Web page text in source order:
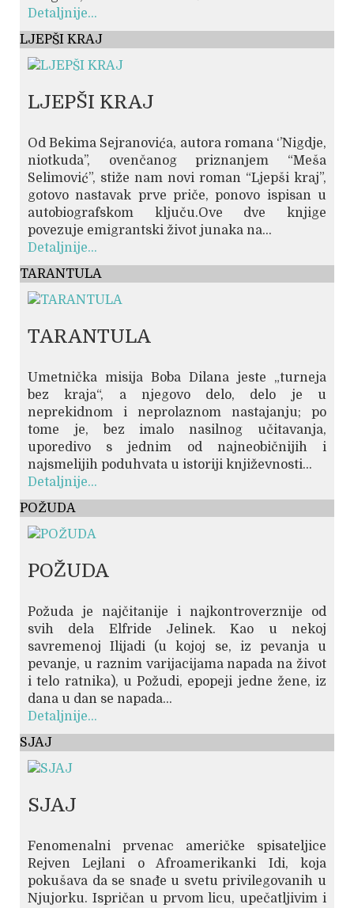
Detaljnije...
LJEPŠI KRAJ
LJEPŠI KRAJ
Od Bekima Sejranovića, autora romana ‘’Nigdje,
niotkuda’’, ovenčanog priznanjem “Meša
Selimović”, stiže nam novi roman “Ljepši kraj”,
gotovo nastavak prve priče, ponovo ispisan u
autobiografskom ključu.Ove dve knjige
povezuje emigrantski život junaka na...
Detaljnije...
TARANTULA
TARANTULA
Umetnička misija Boba Dilana jeste „turneja
bez kraja“, a njegovo delo, delo je u
neprekidnom i neprolaznom nastajanju; po
tome je, bez imalo nasilnog učitavanja,
uporedivo s jednim od najneobičnijih i
najsmelijih poduhvata u istoriji književnosti...
Detaljnije...
POŽUDA
POŽUDA
Požuda je najčitanije i najkontroverznije od
svih dela Elfride Jelinek. Kao u nekoj
savremenoj Ilijadi (u kojoj se, iz pevanja u
pevanje, u raznim varijacijama napada na život
i telo ratnika), u Požudi, epopeji jedne žene, iz
dana u dan se napada...
Detaljnije...
SJAJ
SJAJ
Fenomenalni prvenac američke spisateljice
Rejven Lejlani o Afroamerikanki Idi, koja
pokušava da se snađe u svetu privilegovanih u
Njujorku. Ispričan u prvom licu, upečatljivim i